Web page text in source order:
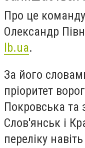
Про це
Олександр
lb.ua.
За його
пріоритет
Покровська та
Слов'янськ і
переліку